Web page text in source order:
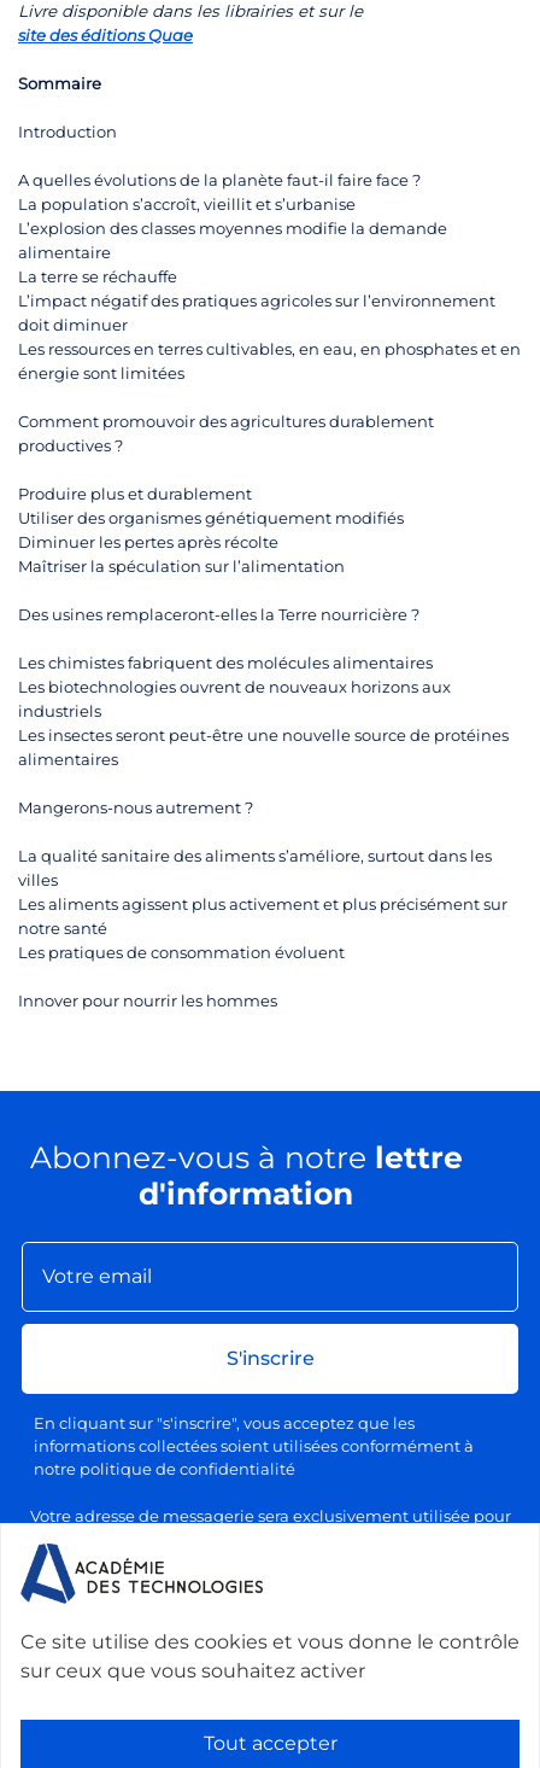
Ce site utilise des cookies et vous donne le contrôle
sur ceux que vous souhaitez activer
Tout accepter
Livre disponible dans les librairies et sur le
site des éditions Quae
Sommaire
Introduction
A quelles évolutions de la planète faut-il faire face ?
La population s’accroît, vieillit et s’urbanise
L’explosion des classes moyennes modifie la demande
alimentaire
La terre se réchauffe
L’impact négatif des pratiques agricoles sur l’environnement
doit diminuer
Les ressources en terres cultivables, en eau, en phosphates et en
énergie sont limitées
Comment promouvoir des agricultures durablement
productives ?
Produire plus et durablement
Utiliser des organismes génétiquement modifiés
Diminuer les pertes après récolte
Maîtriser la spéculation sur l’alimentation
Des usines remplaceront-elles la Terre nourricière ?
Les chimistes fabriquent des molécules alimentaires
Les biotechnologies ouvrent de nouveaux horizons aux
industriels
Les insectes seront peut-être une nouvelle source de protéines
alimentaires
Mangerons-nous autrement ?
La qualité sanitaire des aliments s’améliore, surtout dans les
villes
Les aliments agissent plus activement et plus précisément sur
notre santé
Les pratiques de consommation évoluent
Innover pour nourrir les hommes
Abonnez-vous à notre lettre
d'information
S'inscrire
En cliquant sur "s'inscrire", vous acceptez que les
informations collectées soient utilisées conformément à
notre politique de confidentialité
Votre adresse de messagerie sera exclusivement utilisée pour
l'envoi de nos lettres d'information, conformément à notre
politique de confidentialité et de traitement des données
personnelles. Vous pourrez vous désabonner à tout moment en
cliquant sur le lien prévu à cet effet dans chaque newsletter.
Nous contacter :Académie des technologies -
Le Ponant, 19 rue Leblanc, 75015 Paris, France